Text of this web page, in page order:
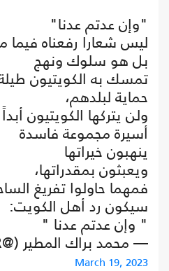
"وإن عدتم عدنا"
ليس شعارا رفعناه
بل هو سلوك ونهج
تمسك به الكويتيون
حماية لبلدهم،
ولن يتركها الكويتيون أبداً
أسيرة مجموعة فاسدة
ينهبون خيراتها
ويعبثون بمقدراتها،
فمهما حاولوا تفريغ
سيكون رد أهل الكويت:
" وإن عدتم عدنا "
— محمد براك المطير (@MBALMUTAIR)
March 19, 2023